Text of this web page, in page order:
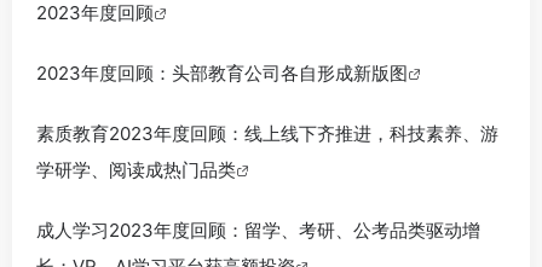
2023年度回顾
2023年度回顾：头部教育公司各自形成新版图
素质教育2023年度回顾：线上线下齐推进，科技素养、游
学研学、阅读成热门品类
成人学习2023年度回顾：留学、考研、公考品类驱动增